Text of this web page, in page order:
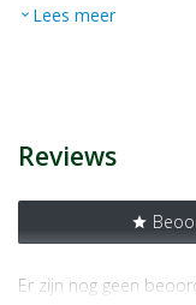
EAN
expand_more Lees meer
Reviews
star
Er zijn nog geen